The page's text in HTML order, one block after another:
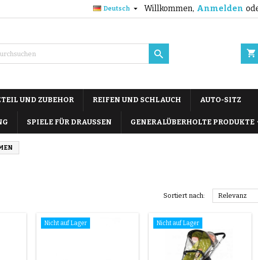
Willkommen, Anmelden
Deutsch 
shopping_cart

UND ZUBEHOR REIFEN UND SCHLAUCH AUTO-SITZ
SPIELE FÜR DRAUSSEN GENERALÜBERHOLTE PRODUKTE
Sortiert nach: Relevanz
Nicht auf Lager Nicht auf Lager